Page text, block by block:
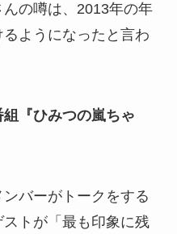
の噂は、2013年の年
ようになったと言わ
『ひみつの嵐ちゃ
バーがトークをする
トが「最も印象に残